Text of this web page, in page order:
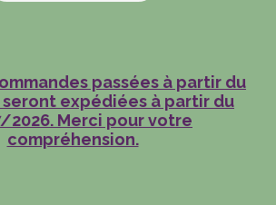
passées à partir du
expédiées à partir du
2026. Merci pour votre
compréhension.